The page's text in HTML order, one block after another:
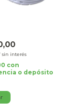
sin interés
con
o depósito